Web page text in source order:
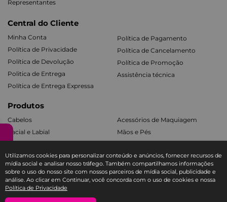
Utilizamos cookies para personalizar conteúdo e anúncios, fornecer recursos de
mídia social e analisar nosso tráfego. Também compartilhamos informações
sobre o uso do nosso site com nossos parceiros de mídia social, publicidade e
análise. Ao clicar em Continuar, você concorda com o uso de cookies e nossa
Política de Privacidade
Representantes
Central do Cliente
Minha Conta
Política de Privacidade
Política de Devolução
Politica de Entrega
Política de Entrega Expressa
Política de Pagamento
Política de Cancelamento
Política de Promoção
Assistência técnica
Produtos
Cabelos
Facial e Labial
Acessórios de Maquiagem
Mãos e Pés
Fale com a Ricca
SAC E-COMMERCE RICCA
TEL: 11 3588-1404